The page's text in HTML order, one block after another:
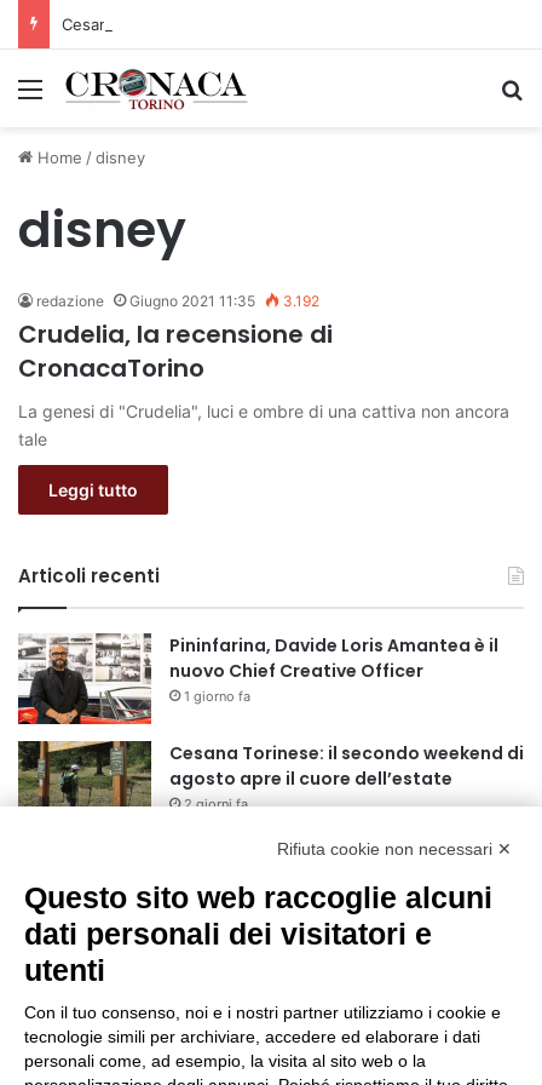
Menu
Home /disney
disney
redazione Giugno 2021 11:35 3.192
Crudelia, la recensione di
CronacaTorino
La genesi di "Crudelia", luci e ombre di una cattiva non ancora
tale
Leggi tutto
Articoli recenti
Pininfarina, Davide Loris Amantea è il
nuovo Chief Creative Officer
1 giorno fa
Cesana Torinese: il secondo weekend di
agosto apre il cuore dell’estate
2 giorni fa
Siccità: Il Piemonte avvia le procedure
per la richiesta dello stato di calamità
naturale
2 giorni fa
precampionato
2 giorni fa
Rifiuta cookie non necessari ✕
Questo sito web raccoglie alcuni
dati personali dei visitatori e
utenti
Con il tuo consenso, noi e i nostri partner utilizziamo i cookie e
tecnologie simili per archiviare, accedere ed elaborare i dati
personali come, ad esempio, la visita al sito web o la